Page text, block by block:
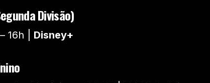
Divisão)
– 16h | Disney+